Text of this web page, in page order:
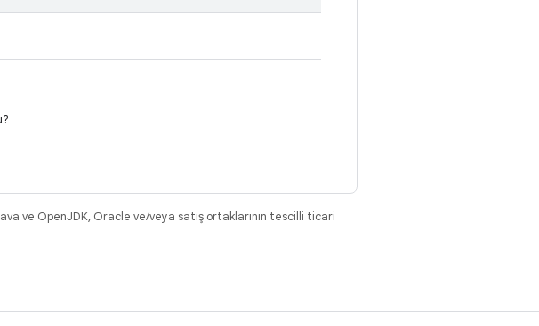
ve OpenJDK, Oracle ve/veya satış ortaklarının tescilli ticari